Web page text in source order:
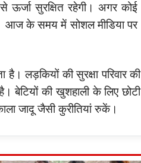
सुरक्षित रहेगी। अगर कोई
आज के समय में सोशल मीडिया पर
है। लड़कियों की सुरक्षा परिवार की
बेटियों की खुशहाली के लिए छोटी
जादू जैसी कुरीतियां रुकें।